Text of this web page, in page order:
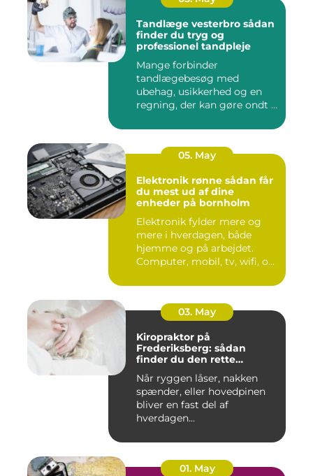
Tandlæge vesterbro sådan
finder du tryg og
professionel tandpleje
Mange forbinder
tandlægebesøg med
ubehag, usikkerhed og en
regning, der kan gøre ondt i
05. May
Elektronik rønne sådan får
du mest ud af dine
enheder på bornholm
Elektronik fylder mere og
mere i hverdagen, både
hjemme og på arbejdet.
Computer, mobil, tv, wifi, o...
03. May
Kiropraktor på
Frederiksberg: sådan
finder du den rette
Når ryggen låser, nakken
spænder, eller hovedpinen
bliver en fast del af
hverdagen...
01. May